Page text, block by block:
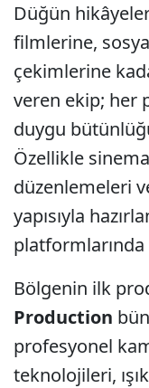
Düğün
filmlerine,
çekimlerine
veren ekip; her
duygu
Özellikle
düzenlemeleri
yapısıyla
Bölgenin ilk
Production
profesyonel
teknolojileri,